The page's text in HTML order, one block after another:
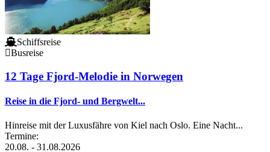
Schiffsreise
Busreise
12 Tage Fjord-Melodie in Norwegen
Reise in die Fjord- und Bergwelt...
Hinreise mit der Luxusfähre von Kiel nach Oslo. Eine Nacht...
Termine:
20.08. - 31.08.2026